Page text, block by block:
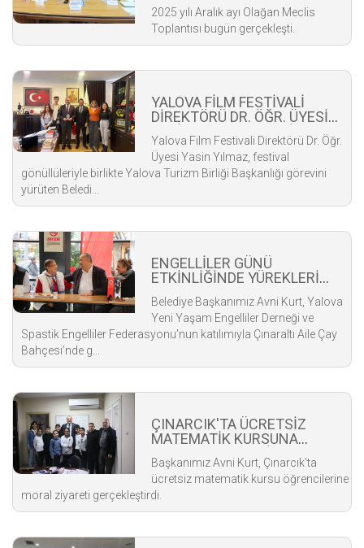
2025 yılı Aralık ayı Olağan Meclis
Toplantısı bugün gerçekleşti.
YALOVA FİLM FESTİVALİ
DİREKTÖRÜ DR. ÖĞR. ÜYESİ
YASİN YILMAZ'DAN ZİYARET
Yalova Film Festivali Direktörü Dr. Öğr.
Üyesi Yasin Yılmaz, festival
gönüllüleriyle birlikte Yalova Turizm Birliği Başkanlığı görevini
yürüten Beledi...
ENGELLİLER GÜNÜ
ETKİNLİĞİNDE YÜREKLERİ
Belediye Başkanımız Avni Kurt, Yalova
Yeni Yaşam Engelliler Derneği ve
Spastik Engelliler Federasyonu’nun katılımıyla Çınaraltı Aile Çay
Bahçesi’nde g...
ÇINARCIK'TA ÜCRETSİZ
MATEMATİK KURSUNA
MORAL ZİYARETİ
Başkanımız Avni Kurt, Çınarcık'ta
ücretsiz matematik kursu öğrencilerine
moral ziyareti gerçekleştirdi.